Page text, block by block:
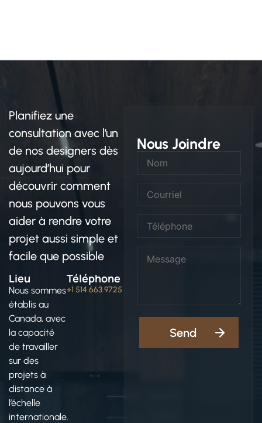
Planifiez une
consultation avec l’un
de nos designers dès
aujourd’hui pour
découvrir comment
nous pouvons vous
aider à rendre votre
projet aussi simple et
facile que possible
Lieu
Nous sommes
établis au
Canada, avec
la capacité
de travailler
sur des
projets à
distance à
l’échelle
internationale.
Téléphone
+1 514.663.9725
Nous Joindre